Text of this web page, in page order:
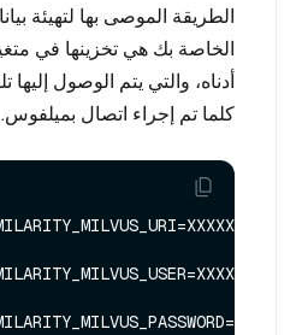
الطريقة الموصى بها لتهيئة
الخاصة بك هي تخزينها في
أدناه، والتي يتم الوصول
كلما تم إجراء اتصال بميلفوس.